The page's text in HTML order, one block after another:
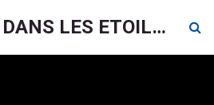
LE CRAYON DANS LES ETOILES